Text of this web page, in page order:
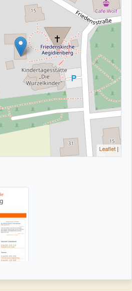
Leaflet |